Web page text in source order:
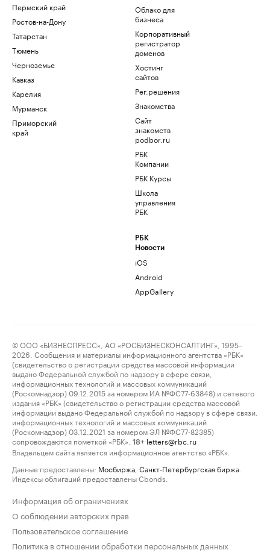
Пермский край
Ростов-на-Дону
Татарстан
Тюмень
Черноземье
Кавказ
Карелия
Мурманск
Приморский
край
Облако для
бизнеса
Корпоративный
регистратор
доменов
Хостинг
сайтов
Рег.решения
Знакомства
Сайт
знакомств
podbor.ru
РБК
Компании
РБК Курсы
Школа
управления
РБК
РБК
Новости
iOS
Android
AppGallery
© ООО «БИЗНЕСПРЕСС», АО «РОСБИЗНЕСКОНСАЛТИНГ», 1995–
2026. Сообщения и материалы информационного агентства «РБК»
(свидетельство о регистрации средства массовой информации
выдано Федеральной службой по надзору в сфере связи,
информационных технологий и массовых коммуникаций
(Роскомнадзор) 09.12.2015 за номером ИА №ФС77-63848) и сетевого
издания «РБК» (свидетельство о регистрации средства массовой
информации выдано Федеральной службой по надзору в сфере связи,
информационных технологий и массовых коммуникаций
(Роскомнадзор) 03.12.2021 за номером ЭЛ №ФС77-82385)
сопровождаются пометкой «РБК».
18+ letters@rbc.ru
Владельцем сайта является информационное агентство «РБК».
Данные предоставлены: Мосбиржа Санкт-Петербургская биржа
Индексы облигаций предоставлены Cbonds.
Информация об ограничениях
О соблюдении авторских прав
Пользовательское соглашение
Политика в отношении обработки персональных данных